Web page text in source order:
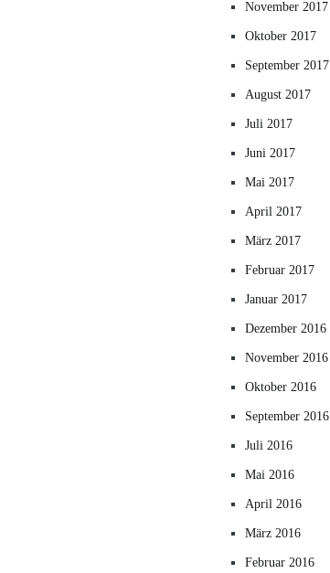
November 2017
Oktober 2017
September 2017
August 2017
Juli 2017
Juni 2017
Mai 2017
April 2017
März 2017
Februar 2017
Januar 2017
Dezember 2016
November 2016
Oktober 2016
September 2016
Juli 2016
Mai 2016
April 2016
März 2016
Februar 2016